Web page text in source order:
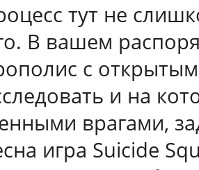
тут не
В вашем
с
и на
врагами,
игра Suicide